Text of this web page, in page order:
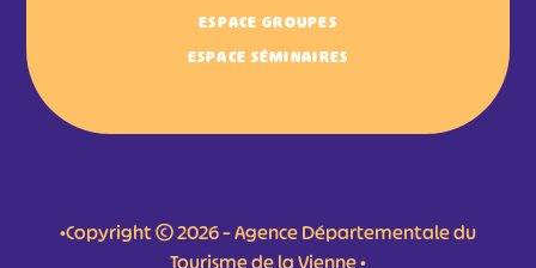
ESPACE GROUPES
ESPACE SÉMINAIRES
•Copyright © 2026 – Agence Départementale du
Tourisme de la Vienne •